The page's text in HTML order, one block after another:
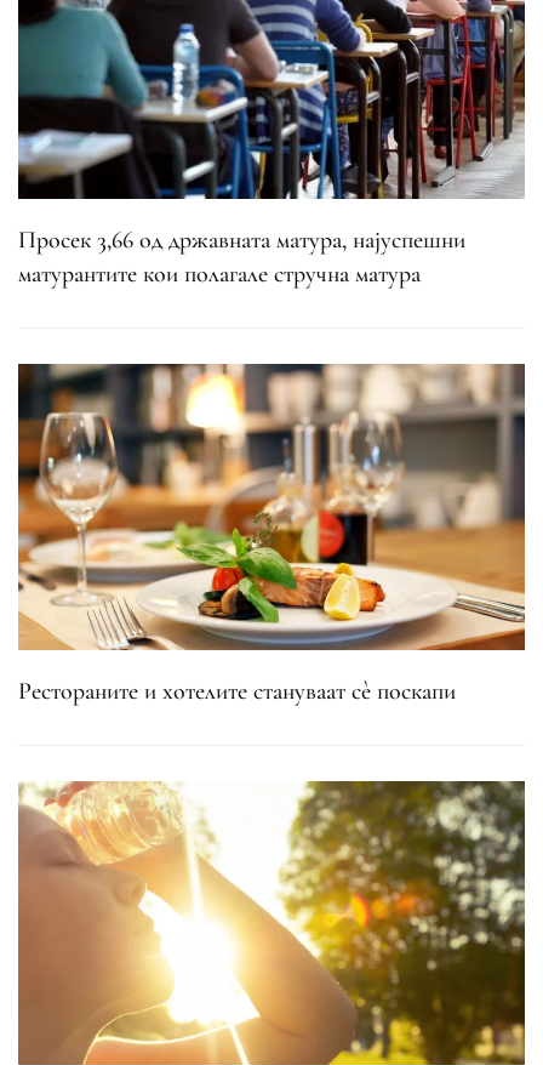
Просек 3,66 од државната матура, најуспешни
матурантите кои полагале стручна матура
Рестораните и хотелите стануваат сè поскапи